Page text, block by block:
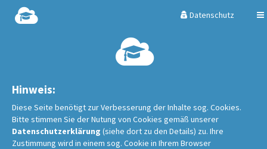
Hinweis:
Diese Seite benötigt zur Verbesserung der Inhalte sog. Cookies.
Bitte stimmen Sie der Nutung von Cookies gemäß unserer
Datenschutzerklärung (siehe dort zu den Details) zu. Ihre
Zustimmung wird in einem sog. Cookie in Ihrem Browser
Datenschutz